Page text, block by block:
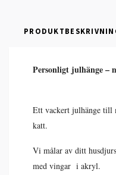
Personligt julhänge –
Ett vackert julhänge till
katt.
Vi målar av ditt
med vingar i akryl.